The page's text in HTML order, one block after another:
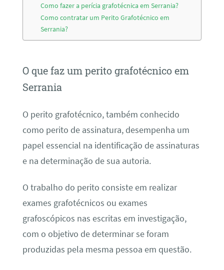
Como fazer a perícia grafotécnica em Serrania?
Como contratar um Perito Grafotécnico em
Serrania?
O que faz um perito grafotécnico em
Serrania
O perito grafotécnico, também conhecido
como perito de assinatura, desempenha um
papel essencial na identificação de assinaturas
e na determinação de sua autoria.
O trabalho do perito consiste em realizar
exames grafotécnicos ou exames
grafoscópicos nas escritas em investigação,
com o objetivo de determinar se foram
produzidas pela mesma pessoa em questão.